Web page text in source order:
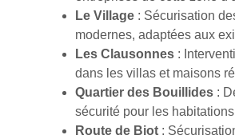
Le Village: Sécurisation
modernes, adaptées aux
Les Clausonnes:
dans les villas et maisons
Quartier des Bouillides:
sécurité pour les
Route de Biot: